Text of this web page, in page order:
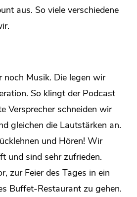
aus. So viele verschiedene
noch Musik. Die legen wir
So klingt der Podcast
Versprecher schneiden wir
gleichen die Lautstärken an.
und Hören! Wir
und sind sehr zufrieden.
zur Feier des Tages in ein
Buffet-Restaurant zu gehen.